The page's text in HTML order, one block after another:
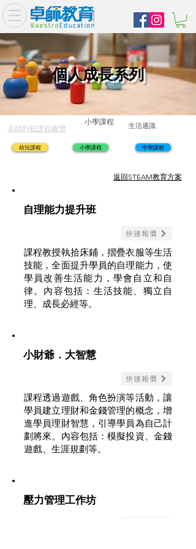
個人成長系列
卓師到校課程概覽 生活通識
小學課程
幼兒課程 小學課程 中學課程
​返回STEAM教育方案
自理能力提升班
快速報價
課程教授執拾床鋪，摺疊衣服等生活
技能，全面提升學員的自理能力，使
學員改善生活能力，學會自立和自
律。內容包括：生活技能、獨立自
理、成長必經等。
小財爺．大智慧
快速報價
課程透過遊戲、角色扮演等活動，讓
學員建立理財和金錢管理的概念，增
進學員理財智慧，引導學員為自己計
劃將來。內容包括：模擬投資、金錢
遊戲、生涯規劃等。
壓力管理工作坊